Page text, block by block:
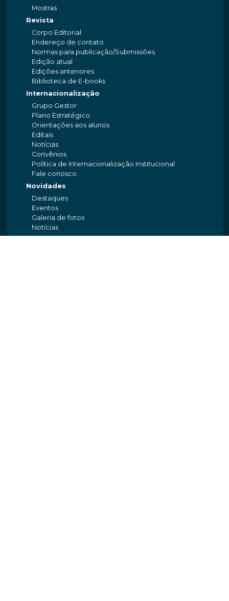
Mostras
Revista
Corpo Editorial
Endereço de contato
Normas para publicação/Submissões
Edição atual
Edições anteriores
Biblioteca de E-books
Internacionalização
Grupo Gestor
Plano Estratégico
Orientações aos alunos
Editais
Notícias
Convênios
Política de Internacionalização Institucional
Fale conosco
Novidades
Destaques
Eventos
Galeria de fotos
Notícias